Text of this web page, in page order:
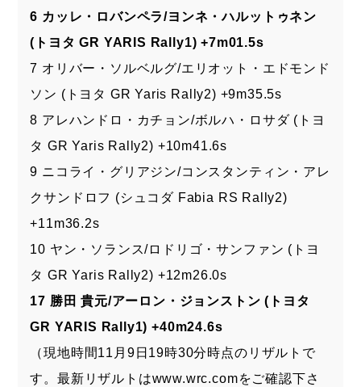
6 カッレ・ロバンペラ/ヨンネ・ハルットゥネン
(トヨタ GR YARIS Rally1) +7m01.5s
7 オリバー・ソルベルグ/エリオット・エドモンド
ソン (トヨタ GR Yaris Rally2) +9m35.5s
8 アレハンドロ・カチョン/ボルハ・ロサダ (トヨ
タ GR Yaris Rally2) +10m41.6s
9 ニコライ・グリアジン/コンスタンティン・アレ
クサンドロフ (シュコダ Fabia RS Rally2)
+11m36.2s
10 ヤン・ソランス/ロドリゴ・サンファン (トヨ
タ GR Yaris Rally2) +12m26.0s
17 勝田 貴元/アーロン・ジョンストン (トヨタ
GR YARIS Rally1) +40m24.6s
（現地時間11月9日19時30分時点のリザルトで
す。最新リザルトはwww.wrc.comをご確認下さ